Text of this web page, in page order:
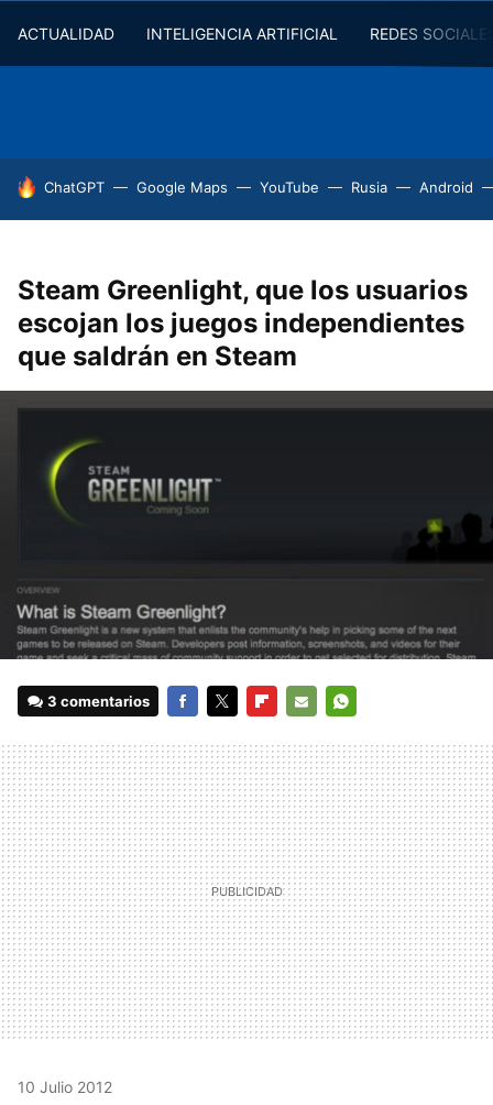
ACTUALIDAD INTELIGENCIA ARTIFICIAL REDES
HOY SE HABLA DE
ChatGPT Google Maps YouTube Rusia Android
Steam Greenlight, que los usuarios
escojan los juegos independientes
que saldrán en Steam
3 comentarios
MAIL
10 Julio 2012